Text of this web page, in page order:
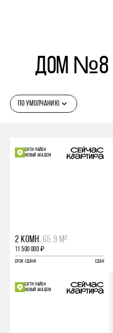
Дом №8
ПО УМОЛЧАНИЮ
СИТИ-РАЙОН
НОВЫЙ АКАДЕМ
2 КОМН. 65.9 М²
11 500 000 ₽
СРОК СДАЧИ СДАН
СИТИ-РАЙОН
НОВЫЙ АКАДЕМ